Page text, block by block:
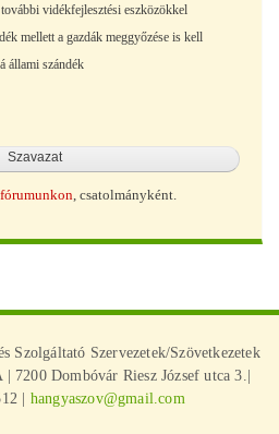
vidékfejlesztési eszközökkel
mellett a gazdák meggyőzése is kell
állami szándék
fórumunkon, csatolmányként.
Szolgáltató Szervezetek/Szövetkezetek
7200 Dombóvár Riesz József utca 3.|
| hangyaszov@gmail.com